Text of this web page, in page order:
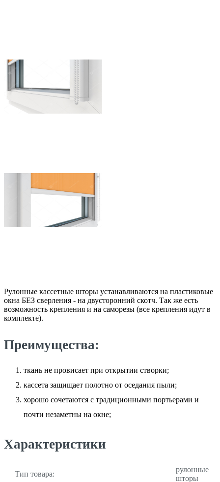
Рулонные кассетные шторы устанавливаются на пластиковые
окна БЕЗ сверления - на двусторонний скотч. Так же есть
возможность крепления и на саморезы (все крепления идут в
комплекте).
Преимущества:
ткань не провисает при открытии створки;
кассета защищает полотно от оседания пыли;
хорошо сочетаются с традиционными портьерами и
почти незаметны на окне;
Характеристики
Тип товара:
рулонные
шторы